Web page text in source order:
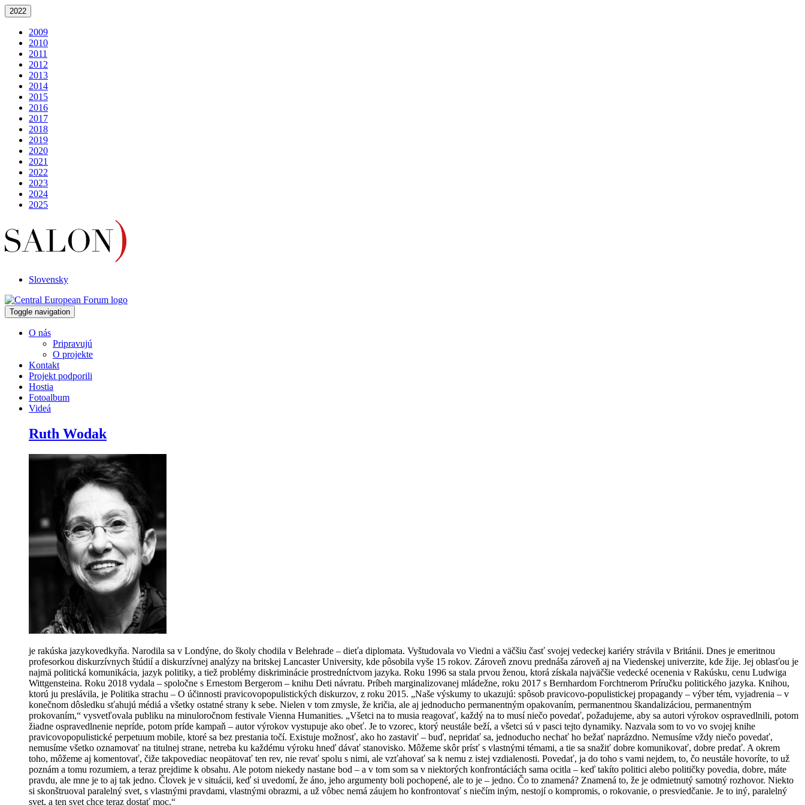
2022
2009
2010
2011
2012
2013
2014
2015
2016
2017
2018
2019
2020
2021
2022
2023
2024
2025
Slovensky
Toggle navigation
O nás
Pripravujú
O projekte
Kontakt
Projekt podporili
Hostia
Fotoalbum
Videá
Ruth Wodak
je rakúska jazykovedkyňa. Narodila sa v Londýne, do školy chodila v Belehrade – dieťa diplomata. Vyštudovala vo Viedni a väčšiu časť svojej vedeckej kariéry strávila v Británii. Dnes je emeritnou
profesorkou diskurzívnych štúdií a diskurzívnej analýzy na britskej Lancaster University, kde pôsobila vyše 15 rokov. Zároveň znovu prednáša zároveň aj na Viedenskej univerzite, kde žije. Jej oblasťou je
najmä politická komunikácia, jazyk politiky, a tiež problémy diskriminácie prostredníctvom jazyka. Roku 1996 sa stala prvou ženou, ktorá získala najväčšie vedecké ocenenia v Rakúsku, cenu Ludwiga
Wittgensteina. Roku 2018 vydala – spoločne s Ernestom Bergerom – knihu Deti návratu. Príbeh marginalizovanej mládežne, roku 2017 s Bernhardom Forchtnerom Príručku politického jazyka. Knihou,
ktorú ju preslávila, je Politika strachu – O účinnosti pravicovopopulistických diskurzov, z roku 2015. „Naše výskumy to ukazujú: spôsob pravicovo-populistickej propagandy – výber tém, vyjadrenia – v
konečnom dôsledku sťahujú médiá a všetky ostatné strany k sebe. Nielen v tom zmysle, že kričia, ale aj jednoducho permanentným opakovaním, permanentnou škandalizáciou, permanentným
prokovaním,“ vysvetľovala publiku na minuloročnom festivale Vienna Humanities. „Všetci na to musia reagovať, každý na to musí niečo povedať, požadujeme, aby sa autori výrokov ospravedlnili, potom
žiadne ospravedlnenie nepríde, potom príde kampaň – autor výrokov vystupuje ako obeť. Je to vzorec, ktorý neustále beží, a všetci sú v pasci tejto dynamiky. Nazvala som to vo vo svojej knihe
pravicovopopulistické perpetuum mobile, ktoré sa bez prestania točí. Existuje možnosť, ako ho zastaviť – buď, nepridať sa, jednoducho nechať ho bežať naprázdno. Nemusíme vždy niečo povedať,
nemusíme všetko oznamovať na titulnej strane, netreba ku každému výroku hneď dávať stanovisko. Môžeme skôr prísť s vlastnými témami, a tie sa snažiť dobre komunikovať, dobre predať. A okrem
toho, môžeme aj komentovať, čiže takpovediac neopätovať ten rev, nie revať spolu s nimi, ale vzťahovať sa k nemu z istej vzdialenosti. Povedať, ja do toho s vami nejdem, to, čo neustále hovoríte, to už
poznám a tomu rozumiem, a teraz prejdime k obsahu. Ale potom niekedy nastane bod – a v tom som sa v niektorých konfrontáciách sama ocitla – keď takíto politici alebo političky povedia, dobre, máte
pravdu, ale mne je to aj tak jedno. Človek je v situácii, keď si uvedomí, že áno, jeho argumenty boli pochopené, ale to je – jedno. Čo to znamená? Znamená to, že je odmietnutý samotný rozhovor. Niekto
si skonštruoval paralelný svet, s vlastnými pravdami, vlastnými obrazmi, a už vôbec nemá záujem ho konfrontovať s niečím iným, nestojí o kompromis, o rokovanie, o presviedčanie. Je to iný, paralelný
svet, a ten svet chce teraz dostať moc.“